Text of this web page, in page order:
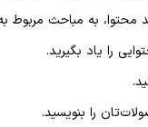
به مباحث مربوط
را یاد بگیرید.
را بنویسید.